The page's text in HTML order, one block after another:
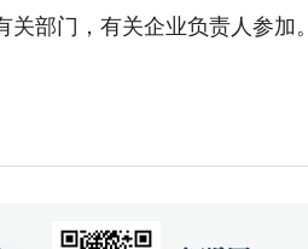
部门，有关企业负责人参加。